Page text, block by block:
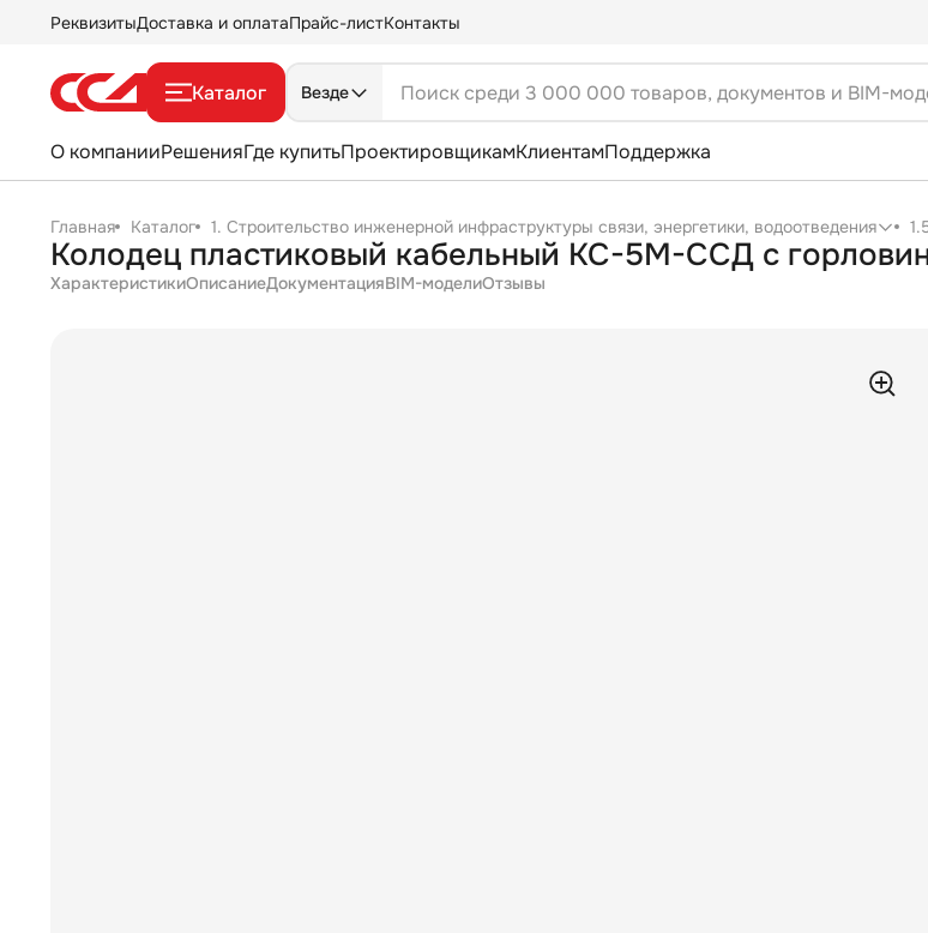
РеквизитыДоставка и оплатаПрайс-листКонтакты
Каталог Везде
О компанииРешенияГде купитьПроектировщикамКлиентамПоддержка
Главная Каталог 1. Строительство инженерной инфраструктуры связи, энергетики, водоотведения
Колодец пластиковый кабельный КС-5М-ССД с
ХарактеристикиОписаниеДокументацияBIM-моделиОтзывы